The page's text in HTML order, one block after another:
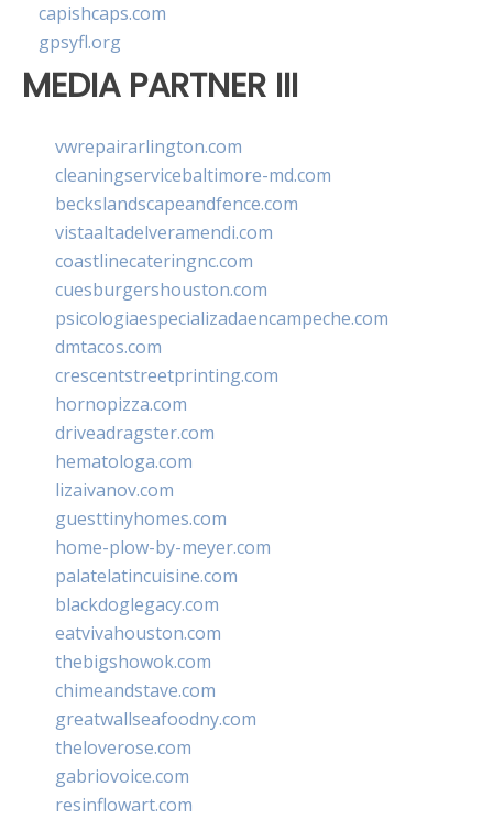
capishcaps.com
gpsyfl.org
MEDIA PARTNER III
vwrepairarlington.com
cleaningservicebaltimore-md.com
beckslandscapeandfence.com
vistaaltadelveramendi.com
coastlinecateringnc.com
cuesburgershouston.com
psicologiaespecializadaencampeche.com
dmtacos.com
crescentstreetprinting.com
hornopizza.com
driveadragster.com
hematologa.com
lizaivanov.com
guesttinyhomes.com
home-plow-by-meyer.com
palatelatincuisine.com
blackdoglegacy.com
eatvivahouston.com
thebigshowok.com
chimeandstave.com
greatwallseafoodny.com
theloverose.com
gabriovoice.com
resinflowart.com